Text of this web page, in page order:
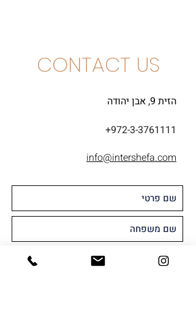
CONTACT US
הזית 9, אבן יהודה
+972-3-3761111
info@intershefa.com